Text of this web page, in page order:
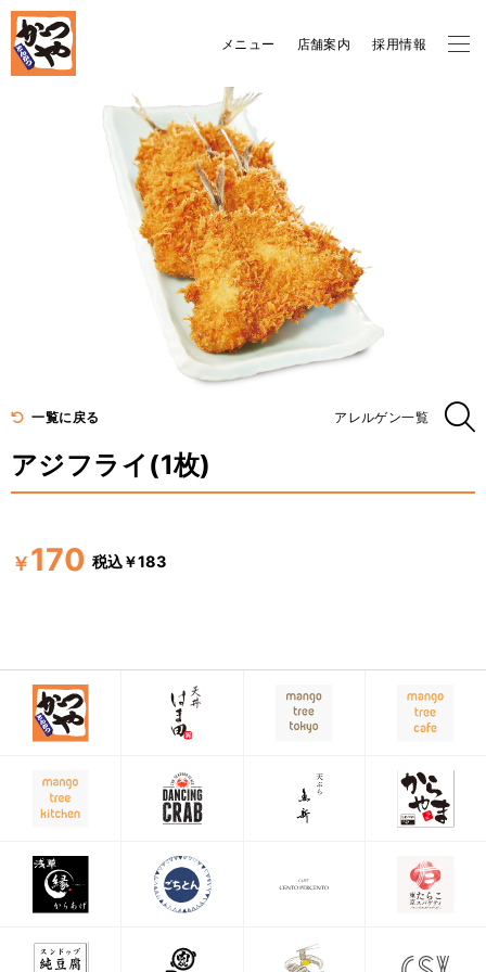
メニュー 店舗案内 採用情報
アジフライ(1枚)
一覧に戻る
￥170 税込￥183
アレルゲン一覧